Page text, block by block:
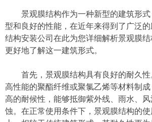
景观膜结构作为一种新型的建筑形
型和良好的性能，在近年来得到了广泛
结构安装公司在此为您详细解析景观膜
更好地了解这一建筑形式。
首先，景观膜结构具有良好的耐久
高性能的聚酯纤维或聚氯乙烯等材料制
高的耐候性，能够抵御紫外线、雨水、
蚀。在正常使用条件下，景观膜结构的